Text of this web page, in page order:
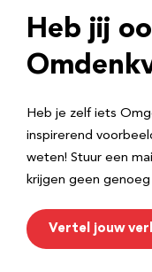
r
e
Heb jij
Heb je zelf iets
inspirerend
weten! Stuur een
krijgen geen genoeg
Vertel jouw